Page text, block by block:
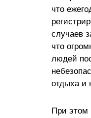
что
случаев
что
людей
отдыха и
При этом